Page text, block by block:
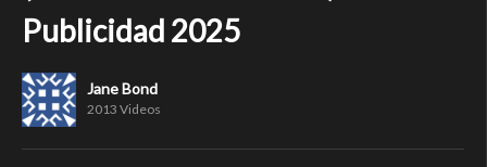
Publicidad 2025
Jane Bond
2013 Videos